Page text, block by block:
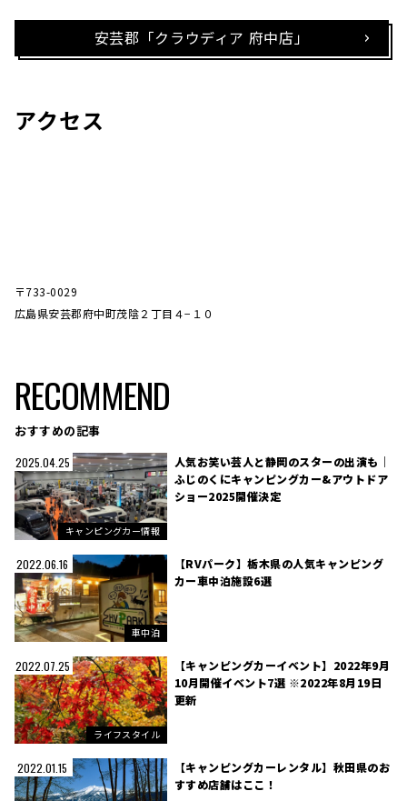
安芸郡「クラウディア 府中店」
アクセス
〒733-0029
広島県安芸郡府中町茂陰２丁目４−１０
RECOMMEND
おすすめの記事
2025.04.25
キャンピングカー情報
人気お笑い芸人と静岡のスターの出演も｜
ふじのくにキャンピングカー&アウトドア
ショー2025開催決定
2022.06.16
車中泊
【RVパーク】栃木県の人気キャンピング
カー車中泊施設6選
2022.07.25
ライフスタイル
【キャンピングカーイベント】2022年9月
10月開催イベント7選 ※2022年8月19日
更新
2022.01.15
【キャンピングカーレンタル】秋田県のお
すすめ店舗はここ！